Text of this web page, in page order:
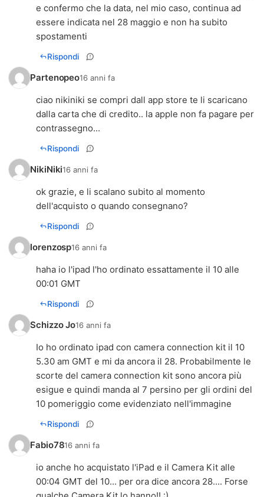
e confermo che la data, nel mio caso, continua ad
essere indicata nel 28 maggio e non ha subito
spostamenti
Rispondi
Partenopeo16 anni fa
ciao nikiniki se compri dall app store te li scaricano
dalla carta che di credito.. la apple non fa pagare per
contrassegno...
Rispondi
NikiNiki16 anni fa
ok grazie, e li scalano subito al momento
dell'acquisto o quando consegnano?
Rispondi
lorenzosp16 anni fa
haha io l'ipad l'ho ordinato essattamente il 10 alle
00:01 GMT
Rispondi
Schizzo Jo16 anni fa
Io ho ordinato ipad con camera connection kit il 10
5.30 am GMT e mi da ancora il 28. Probabilmente le
scorte del camera connection kit sono ancora più
esigue e quindi manda al 7 persino per gli ordini del
10 pomeriggio come evidenziato nell'immagine
Rispondi
Fabio7816 anni fa
io anche ho acquistato l'iPad e il Camera Kit alle
00:04 GMT del 10... per ora dice ancora 28.... Forse